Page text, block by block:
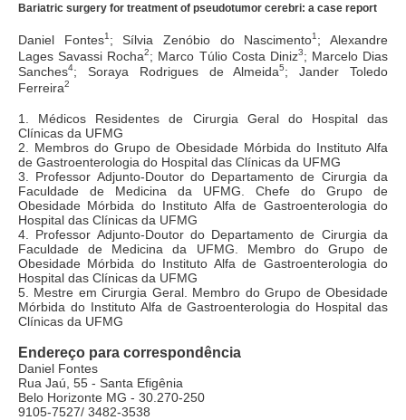
Bariatric surgery for treatment of pseudotumor cerebri: a case report
Daniel Fontes1 ; Sílvia Zenóbio do Nascimento1 ; Alexandre
Lages Savassi Rocha2; Marco Túlio Costa Diniz3; Marcelo Dias
Sanches4; Soraya Rodrigues de Almeida5; Jander Toledo
Ferreira2
1. Médicos Residentes de Cirurgia Geral do Hospital das
Clínicas da UFMG
2. Membros do Grupo de Obesidade Mórbida do Instituto Alfa
de Gastroenterologia do Hospital das Clínicas da UFMG
3. Professor Adjunto-Doutor do Departamento de Cirurgia da
Faculdade de Medicina da UFMG. Chefe do Grupo de
Obesidade Mórbida do Instituto Alfa de Gastroenterologia do
Hospital das Clínicas da UFMG
4. Professor Adjunto-Doutor do Departamento de Cirurgia da
Faculdade de Medicina da UFMG. Membro do Grupo de
Obesidade Mórbida do Instituto Alfa de Gastroenterologia do
Hospital das Clínicas da UFMG
5. Mestre em Cirurgia Geral. Membro do Grupo de Obesidade
Mórbida do Instituto Alfa de Gastroenterologia do Hospital das
Clínicas da UFMG
Endereço para correspondência
Daniel Fontes
Rua Jaú, 55 - Santa Efigênia
Belo Horizonte MG - 30.270-250
9105-7527/ 3482-3538